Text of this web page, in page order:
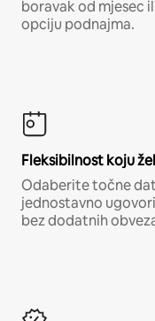
boravak od mjesec
opciju podnajma.
Fleksibilnost koju
Odaberite točne
jednostavno
bez dodatnih